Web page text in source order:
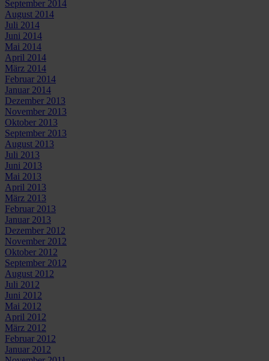
September 2014
August 2014
Juli 2014
Juni 2014
Mai 2014
April 2014
März 2014
Februar 2014
Januar 2014
Dezember 2013
November 2013
Oktober 2013
September 2013
August 2013
Juli 2013
Juni 2013
Mai 2013
April 2013
März 2013
Februar 2013
Januar 2013
Dezember 2012
November 2012
Oktober 2012
September 2012
August 2012
Juli 2012
Juni 2012
Mai 2012
April 2012
März 2012
Februar 2012
Januar 2012